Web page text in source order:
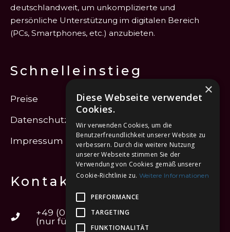
deutschlandweit, um unkomplizierte und
persönliche Unterstützung im digitalen Bereich
(PCs, Smartphones, etc.) anzubieten.
Schnelleinstieg
Preise
Datenschutz
Impressum
Kontakt
+49 (0) 89 693 128 190
(nur für Terminanfragen)
×
Diese Webseite verwendet
Cookies.
Wir verwenden Cookies, um die
Benutzerfreundlichkeit unserer Website zu
verbessern. Durch die weitere Nutzung
unserer Webseite stimmen Sie der
Verwendung von Cookies gemäß unserer
Cookie-Richtlinie zu. Weitere Informationen
PERFORMANCE
TARGETING
FUNKTIONALITÄT